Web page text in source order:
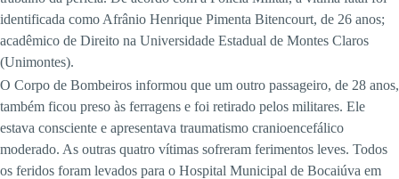
identificada como Afrânio Henrique Pimenta Bitencourt, de 26 anos;
acadêmico de Direito na Universidade Estadual de Montes Claros
(Unimontes).
O Corpo de Bombeiros informou que um outro passageiro, de 28 anos,
também ficou preso às ferragens e foi retirado pelos militares. Ele
estava consciente e apresentava traumatismo cranioencefálico
moderado. As outras quatro vítimas sofreram ferimentos leves. Todos
os feridos foram levados para o Hospital Municipal de Bocaiúva em